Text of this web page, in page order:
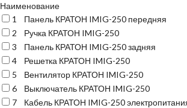
Наименование
1
Панель КРАТОН IMIG-250 передняя
2
Ручка КРАТОН IMIG-250
3
Панель КРАТОН IMIG-250 задняя
4
Решетка КРАТОН IMIG-250
5
Вентилятор КРАТОН IMIG-250
6
Выключатель КРАТОН IMIG-250
7
Кабель КРАТОН IMIG-250